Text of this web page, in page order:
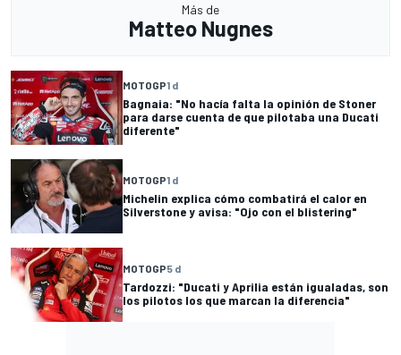
Más de
Matteo Nugnes
MOTOGP1 d
Bagnaia: "No hacía falta la opinión de Stoner
para darse cuenta de que pilotaba una Ducati
diferente"
MOTOGP1 d
Michelin explica cómo combatirá el calor en
Silverstone y avisa: "Ojo con el blistering"
MOTOGP5 d
Tardozzi: "Ducati y Aprilia están igualadas, son
los pilotos los que marcan la diferencia"